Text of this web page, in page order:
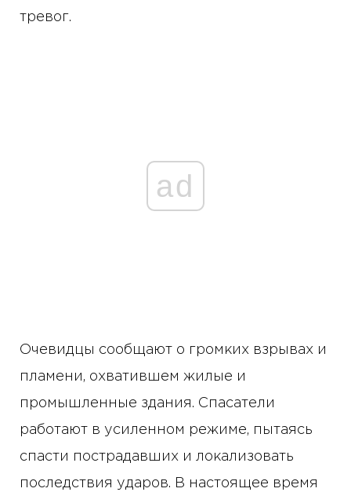
тревог.
ad
Очевидцы сообщают о громких взрывах и
пламени, охватившем жилые и
промышленные здания. Спасатели
работают в усиленном режиме, пытаясь
спасти пострадавших и локализовать
последствия ударов. В настоящее время